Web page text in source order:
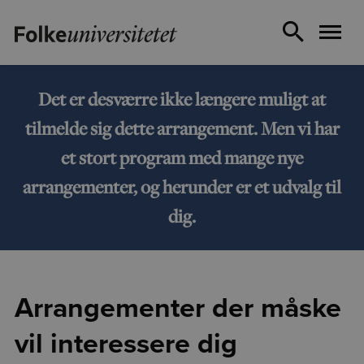
Det er desværre ikke længere muligt at
tilmelde sig dette arrangement. Men vi har
et stort program med mange nye
arrangementer, og herunder er et udvalg til
dig.
Arrangementer der måske
vil interessere dig